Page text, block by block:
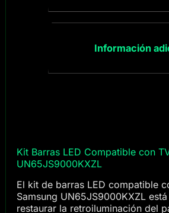
Información
Kit Barras LED Compatible con
UN65JS9000KXZL
El kit de barras LED compatible
Samsung UN65JS9000KXZL
restaurar la retroiluminación del